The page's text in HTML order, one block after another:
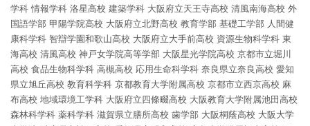
学科 情報学科 洛星高校 建築学科 大阪府立天王寺高校 清風南海高校 外
国語学部 甲陽学院高校 大阪府立北野高校 教育学部 基礎工学部 人間健
康科学科 智辯学園和歌山高校 大阪府立大手前高校 資源生物科学科 東
海高校 清風高校 神戸女学院高等学部 大阪星光学院高校 京都市立堀川
高校 食品生物科学科 高槻高校 応用生命科学科 奈良県立奈良高校 愛知
県立旭丘高校 教育科学科 京都教育大学附属高校 京都市立西京高校 麻
布高校 地域環境工学科 大阪府立四條畷高校 大阪教育大学附属池田高校
森林科学科 薬科学科 滋賀県立膳所高校 歯学部 大阪桐蔭高校 大阪大学